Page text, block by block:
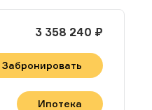
3 358 240 ₽
Забронировать
Ипотека